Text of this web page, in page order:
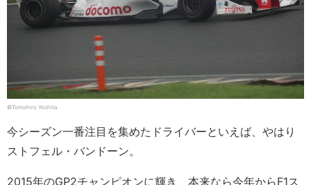
©︎Tomohiro Yoshita
今シーズン一番注目を集めたドライバーといえば、やはり
ストフェル・バンドーン。
2015年のGP2チャンピオンに輝き、本来なら今年からF1ス